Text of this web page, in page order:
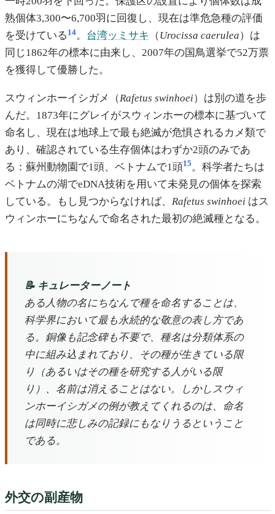
熟個体3,300〜6,700羽に回復し、現在は準危急種の評価
を受けている 14。 台湾ッミサキ （Urocissa caerulea）は
同じ1862年の標本に由来し、2007年の国鳥選挙で52万票
を獲得して優勝した。
スウィンホーイシガメ（Rafetus swinhoei）は別の道を歩
んだ。1873年にグレイがスウィンホーの標本に基づいて
命名し、現在は地球上で最も絶滅が危惧されるカメ類で
あり、確認されている生存個体はわずか2頭のみであ
る：蘇州動物園で1頭、ベトナムで1頭15 。科学者たちは
ベトナムの湖でeDNA技術を用いて未発見の個体を探索
している。もし見つからなければ、 Rafetus swinhoei はス
ウィンホーにちなんで命名された最初の絶滅種となる。
📝 キュレーターノート
ある人物の名にちなんで種を命名することは、
科学界において最も永続的な敬意の表し方であ
る。銅像も記念碑も不要で、種名は分類体系の
中に組み込まれており、その種が生きている限
り（あるいはその種を研究する人がいる限
り）、名前は消えることはない。しかしスウィ
ンホーイシガメの例が教えてくれるのは、命名
は同時に悲しみの記録にもなりうるということ
である。
外交の副産物